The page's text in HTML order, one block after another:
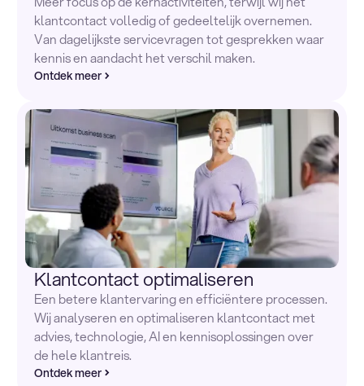
klantcontact volledig of gedeeltelijk overnemen.
Van dagelijkste servicevragen tot gesprekken waar
kennis en aandacht het verschil maken.
Ontdek meer
Klantcontact optimaliseren
Een betere klantervaring en efficiëntere processen.
Wij analyseren en optimaliseren klantcontact met
advies, technologie, AI en kennisoplossingen over
de hele klantreis.
Ontdek meer